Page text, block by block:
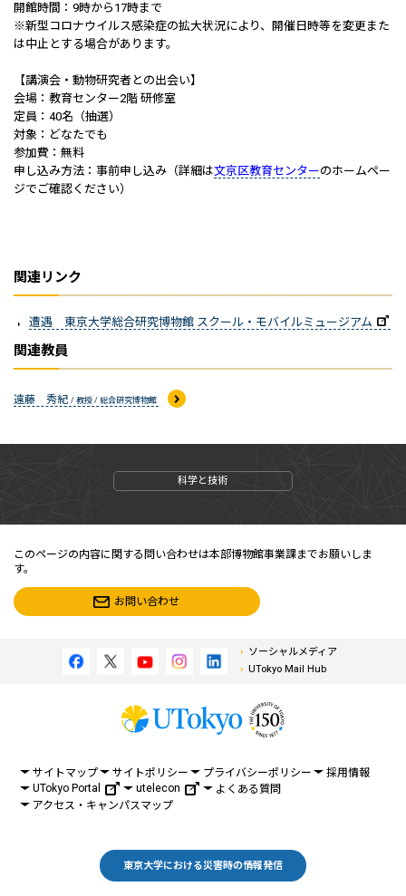
開館時間：9時から17時まで
※新型コロナウイルス感染症の拡大状況により、開催日時等を変更また
は中止とする場合があります。
【講演会・動物研究者との出会い】
会場：教育センター2階 研修室
定員：40名（抽選）
対象：どなたでも
参加費：無料
申し込み方法：事前申し込み（詳細は文京区教育センターのホームペー
ジでご確認ください）
関連リンク
遭遇 東京大学総合研究博物館 スクール・モバイルミュージアム
関連教員
遠藤 秀紀 / 教授 / 総合研究博物館
科学と技術
このページの内容に関する問い合わせは本部博物館事業課までお願いしま
す。
お問い合わせ
ソーシャルメディア
UTokyo Mail Hub
サイトマップ サイトポリシー プライバシーポリシー
採用情報
UTokyo Portal
utelecon
よくある質問
アクセス・キャンパスマップ
東京大学における災害時の情報発信